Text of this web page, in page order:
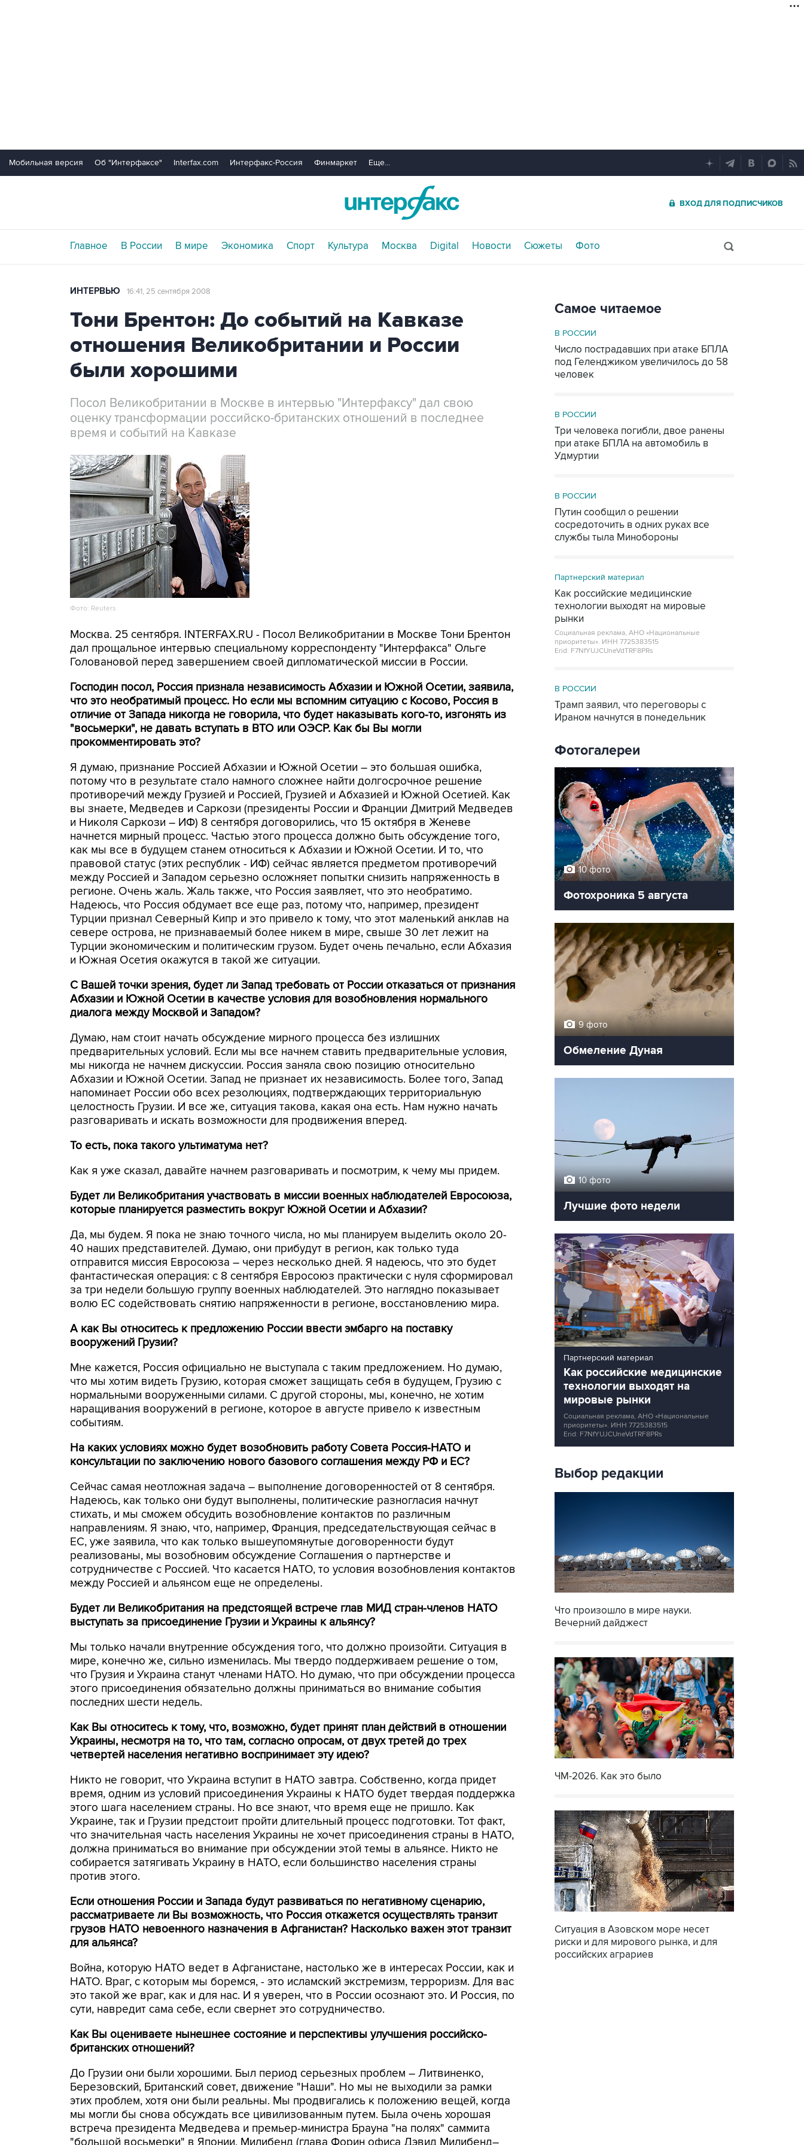
Мобильная версия Об "Интерфаксе" Interfax.com Интерфакс-Россия Финмаркет Еще...
ВХОД ДЛЯ ПОДПИСЧИКОВ
Главное В России В мире Экономика Спорт Культура Москва Digital Новости Сюжеты Фото
ИНТЕРВЬЮ 16:41, 25 сентября 2008
Тони Брентон: До событий на Кавказе
отношения Великобритании и России
были хорошими
Посол Великобритании в Москве в интервью "Интерфаксу" дал свою
оценку трансформации российско-британских отношений в последнее
время и событий на Кавказе
Фото: Reuters
Москва. 25 сентября. INTERFAX.RU - Посол Великобритании в Москве Тони Брентон
дал прощальное интервью специальному корреспонденту "Интерфакса" Ольге
Головановой перед завершением своей дипломатической миссии в России.
Господин посол, Россия признала независимость Абхазии и Южной Осетии, заявила,
что это необратимый процесс. Но если мы вспомним ситуацию с Косово, Россия в
отличие от Запада никогда не говорила, что будет наказывать кого-то, изгонять из
"восьмерки", не давать вступать в ВТО или ОЭСР. Как бы Вы могли
прокомментировать это?
Я думаю, признание Россией Абхазии и Южной Осетии – это большая ошибка,
потому что в результате стало намного сложнее найти долгосрочное решение
противоречий между Грузией и Россией, Грузией и Абхазией и Южной Осетией. Как
вы знаете, Медведев и Саркози (президенты России и Франции Дмитрий Медведев
и Николя Саркози – ИФ) 8 сентября договорились, что 15 октября в Женеве
начнется мирный процесс. Частью этого процесса должно быть обсуждение того,
как мы все в будущем станем относиться к Абхазии и Южной Осетии. И то, что
правовой статус (этих республик - ИФ) сейчас является предметом противоречий
между Россией и Западом серьезно осложняет попытки снизить напряженность в
регионе. Очень жаль. Жаль также, что Россия заявляет, что это необратимо.
Надеюсь, что Россия обдумает все еще раз, потому что, например, президент
Турции признал Северный Кипр и это привело к тому, что этот маленький анклав на
севере острова, не признаваемый более никем в мире, свыше 30 лет лежит на
Турции экономическим и политическим грузом. Будет очень печально, если Абхазия
и Южная Осетия окажутся в такой же ситуации.
С Вашей точки зрения, будет ли Запад требовать от России отказаться от признания
Абхазии и Южной Осетии в качестве условия для возобновления нормального
диалога между Москвой и Западом?
Думаю, нам стоит начать обсуждение мирного процесса без излишних
предварительных условий. Если мы все начнем ставить предварительные условия,
мы никогда не начнем дискуссии. Россия заняла свою позицию относительно
Абхазии и Южной Осетии. Запад не признает их независимость. Более того, Запад
напоминает России обо всех резолюциях, подтверждающих территориальную
целостность Грузии. И все же, ситуация такова, какая она есть. Нам нужно начать
разговаривать и искать возможности для продвижения вперед.
То есть, пока такого ультиматума нет?
Как я уже сказал, давайте начнем разговаривать и посмотрим, к чему мы придем.
Будет ли Великобритания участвовать в миссии военных наблюдателей Евросоюза,
которые планируется разместить вокруг Южной Осетии и Абхазии?
Да, мы будем. Я пока не знаю точного числа, но мы планируем выделить около 20-
40 наших представителей. Думаю, они прибудут в регион, как только туда
отправится миссия Евросоюза – через несколько дней. Я надеюсь, что это будет
фантастическая операция: с 8 сентября Евросоюз практически с нуля сформировал
за три недели большую группу военных наблюдателей. Это наглядно показывает
волю ЕС содействовать снятию напряженности в регионе, восстановлению мира.
А как Вы относитесь к предложению России ввести эмбарго на поставку
вооружений Грузии?
Мне кажется, Россия официально не выступала с таким предложением. Но думаю,
что мы хотим видеть Грузию, которая сможет защищать себя в будущем, Грузию с
нормальными вооруженными силами. С другой стороны, мы, конечно, не хотим
наращивания вооружений в регионе, которое в августе привело к известным
событиям.
На каких условиях можно будет возобновить работу Совета Россия-НАТО и
консультации по заключению нового базового соглашения между РФ и ЕС?
Сейчас самая неотложная задача – выполнение договоренностей от 8 сентября.
Надеюсь, как только они будут выполнены, политические разногласия начнут
стихать, и мы сможем обсудить возобновление контактов по различным
направлениям. Я знаю, что, например, Франция, председательствующая сейчас в
ЕС, уже заявила, что как только вышеупомянутые договоренности будут
реализованы, мы возобновим обсуждение Соглашения о партнерстве и
сотрудничестве с Россией. Что касается НАТО, то условия возобновления контактов
между Россией и альянсом еще не определены.
Будет ли Великобритания на предстоящей встрече глав МИД стран-членов НАТО
выступать за присоединение Грузии и Украины к альянсу?
Мы только начали внутренние обсуждения того, что должно произойти. Ситуация в
мире, конечно же, сильно изменилась. Мы твердо поддерживаем решение о том,
что Грузия и Украина станут членами НАТО. Но думаю, что при обсуждении процесса
этого присоединения обязательно должны приниматься во внимание события
последних шести недель.
Как Вы относитесь к тому, что, возможно, будет принят план действий в отношении
Украины, несмотря на то, что там, согласно опросам, от двух третей до трех
четвертей населения негативно воспринимает эту идею?
Никто не говорит, что Украина вступит в НАТО завтра. Собственно, когда придет
время, одним из условий присоединения Украины к НАТО будет твердая поддержка
этого шага населением страны. Но все знают, что время еще не пришло. Как
Украине, так и Грузии предстоит пройти длительный процесс подготовки. Тот факт,
что значительная часть населения Украины не хочет присоединения страны в НАТО,
должна приниматься во внимание при обсуждении этой темы в альянсе. Никто не
собирается затягивать Украину в НАТО, если большинство населения страны
против этого.
Если отношения России и Запада будут развиваться по негативному сценарию,
рассматриваете ли Вы возможность, что Россия откажется осуществлять транзит
грузов НАТО невоенного назначения в Афганистан? Насколько важен этот транзит
для альянса?
Война, которую НАТО ведет в Афганистане, настолько же в интересах России, как и
НАТО. Враг, с которым мы боремся, - это исламский экстремизм, терроризм. Для вас
это такой же враг, как и для нас. И я уверен, что в России осознают это. И Россия, по
сути, навредит сама себе, если свернет это сотрудничество.
Как Вы оцениваете нынешнее состояние и перспективы улучшения российско-
британских отношений?
До Грузии они были хорошими. Был период серьезных проблем – Литвиненко,
Березовский, Британский совет, движение "Наши". Но мы не выходили за рамки
этих проблем, хотя они были реальны. Мы продвигались к положению вещей, когда
мы могли бы снова обсуждать все цивилизованным путем. Была очень хорошая
встреча президента Медведева и премьер-министра Брауна "на полях" саммита
Самое читаемое
В РОССИИ
Число пострадавших при атаке БПЛА
под Геленджиком увеличилось до 58
человек
В РОССИИ
Три человека погибли, двое ранены
при атаке БПЛА на автомобиль в
Удмуртии
В РОССИИ
Путин сообщил о решении
сосредоточить в одних руках все
службы тыла Минобороны
Партнерский материал
Как российские медицинские
технологии выходят на мировые
рынки
Социальная реклама, АНО «Национальные
приоритеты». ИНН 7725383515
Erid: F7NfYUJCUneVdTRF8PRs
В РОССИИ
Трамп заявил, что переговоры с
Ираном начнутся в понедельник
Фотогалереи
10 фото
Фотохроника 5 августа
9 фото
Обмеление Дуная
10 фото
Лучшие фото недели
Партнерский материал
Как российские медицинские
технологии выходят на
мировые рынки
Социальная реклама, АНО «Национальные
приоритеты». ИНН 7725383515
Erid: F7NfYUJCUneVdTRF8PRs
Выбор редакции
Что произошло в мире науки.
Вечерний дайджест
ЧМ-2026. Как это было
Ситуация в Азовском море несет
риски и для мирового рынка, и для
российских аграриев